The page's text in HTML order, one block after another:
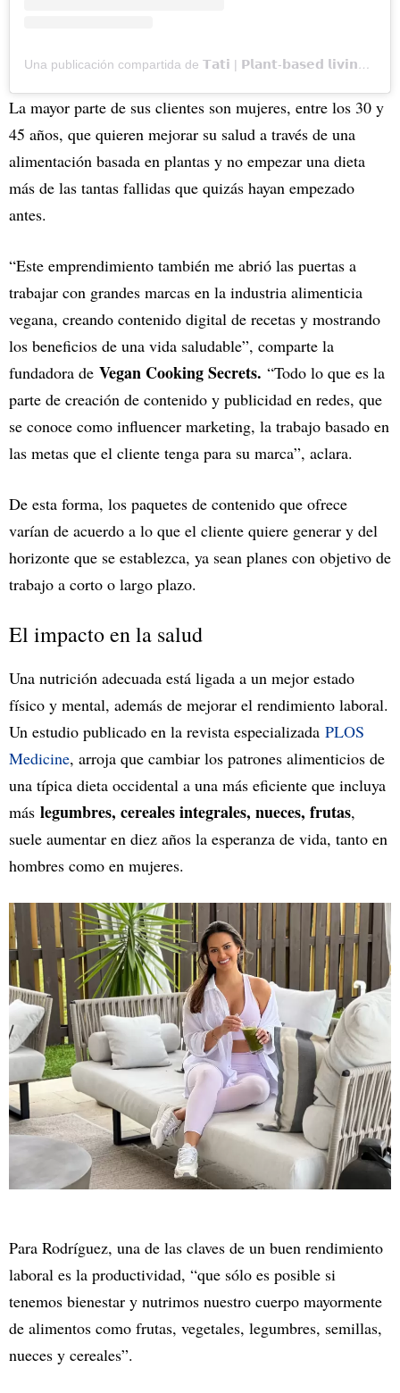
Una publicación compartida de 𝗧𝗮𝘁𝗶 | 𝗣𝗹𝗮𝗻𝘁-𝗯𝗮𝘀𝗲𝗱 𝗹𝗶𝘃𝗶𝗻𝗴 🌱 (@tativegancooking)
La mayor parte de sus clientes son mujeres, entre los 30 y
45 años, que quieren mejorar su salud a través de una
alimentación basada en plantas y no empezar una dieta
más de las tantas fallidas que quizás hayan empezado
antes.
“Este emprendimiento también me abrió las puertas a
trabajar con grandes marcas en la industria alimenticia
vegana, creando contenido digital de recetas y mostrando
los beneficios de una vida saludable”, comparte la
fundadora de Vegan Cooking Secrets. “Todo lo que es la
parte de creación de contenido y publicidad en redes, que
se conoce como influencer marketing, la trabajo basado en
las metas que el cliente tenga para su marca”, aclara.
De esta forma, los paquetes de contenido que ofrece
varían de acuerdo a lo que el cliente quiere generar y del
horizonte que se establezca, ya sean planes con objetivo de
trabajo a corto o largo plazo.
El impacto en la salud
Una nutrición adecuada está ligada a un mejor estado
físico y mental, además de mejorar el rendimiento laboral.
Un estudio publicado en la revista especializada PLOS
Medicine, arroja que cambiar los patrones alimenticios de
una típica dieta occidental a una más eficiente que incluya
más legumbres, cereales integrales, nueces, frutas,
suele aumentar en diez años la esperanza de vida, tanto en
hombres como en mujeres.
Para Rodríguez, una de las claves de un buen rendimiento
laboral es la productividad, “que sólo es posible si
tenemos bienestar y nutrimos nuestro cuerpo mayormente
de alimentos como frutas, vegetales, legumbres, semillas,
nueces y cereales”.